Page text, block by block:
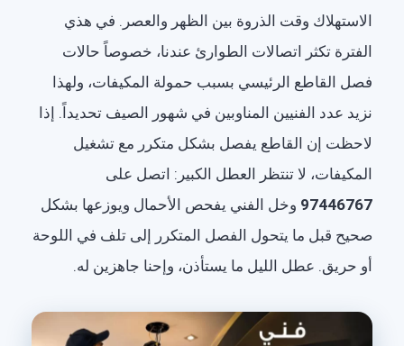
الاستهلاك وقت الذروة بين الظهر والعصر. في هذي
الفترة تكثر اتصالات الطوارئ عندنا، خصوصاً حالات
فصل القاطع الرئيسي بسبب حمولة المكيفات، ولهذا
نزيد عدد الفنيين المناوبين في شهور الصيف تحديداً. إذا
لاحظت إن القاطع يفصل بشكل متكرر مع تشغيل
المكيفات، لا تنتظر العطل الكبير: اتصل على
97446767 وخل الفني يفحص الأحمال ويوزعها بشكل
صحيح قبل ما يتحول الفصل المتكرر إلى تلف في اللوحة
أو حريق. عطل الليل ما يستأذن، وإحنا جاهزين له.